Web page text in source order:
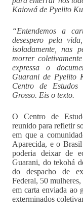
Kaiowá de Pyelito
“Entendemos a
desespero pela
isoladamente, nas
morrer
expressa o
Guarani de Pyelito
Centro de
Grosso. Eis o texto.
O Centro de
reunido para refletir
em que a
Aparecida, e o
poderia deixar de
Guarani, do tekohá
do despacho de
Federal, 50
em carta enviada ao
exterminados